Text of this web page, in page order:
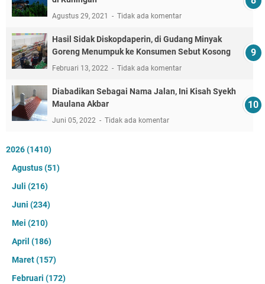
Agustus 29, 2021 Tidak ada komentar
Hasil Sidak Diskopdaperin, di Gudang Minyak
Goreng Menumpuk ke Konsumen Sebut Kosong
Februari 13, 2022 Tidak ada komentar
Diabadikan Sebagai Nama Jalan, Ini Kisah Syekh
Maulana Akbar
Juni 05, 2022 Tidak ada komentar
2026(1410)
Agustus(51)
Juli (216)
Juni (234)
Mei (210)
April (186)
Maret(157)
Februari (172)